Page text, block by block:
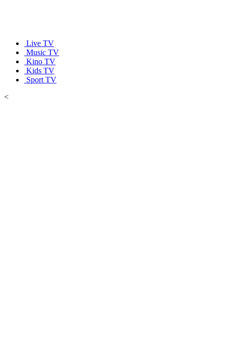
Live TV
Music TV
Kino TV
Kids TV
Sport TV
<